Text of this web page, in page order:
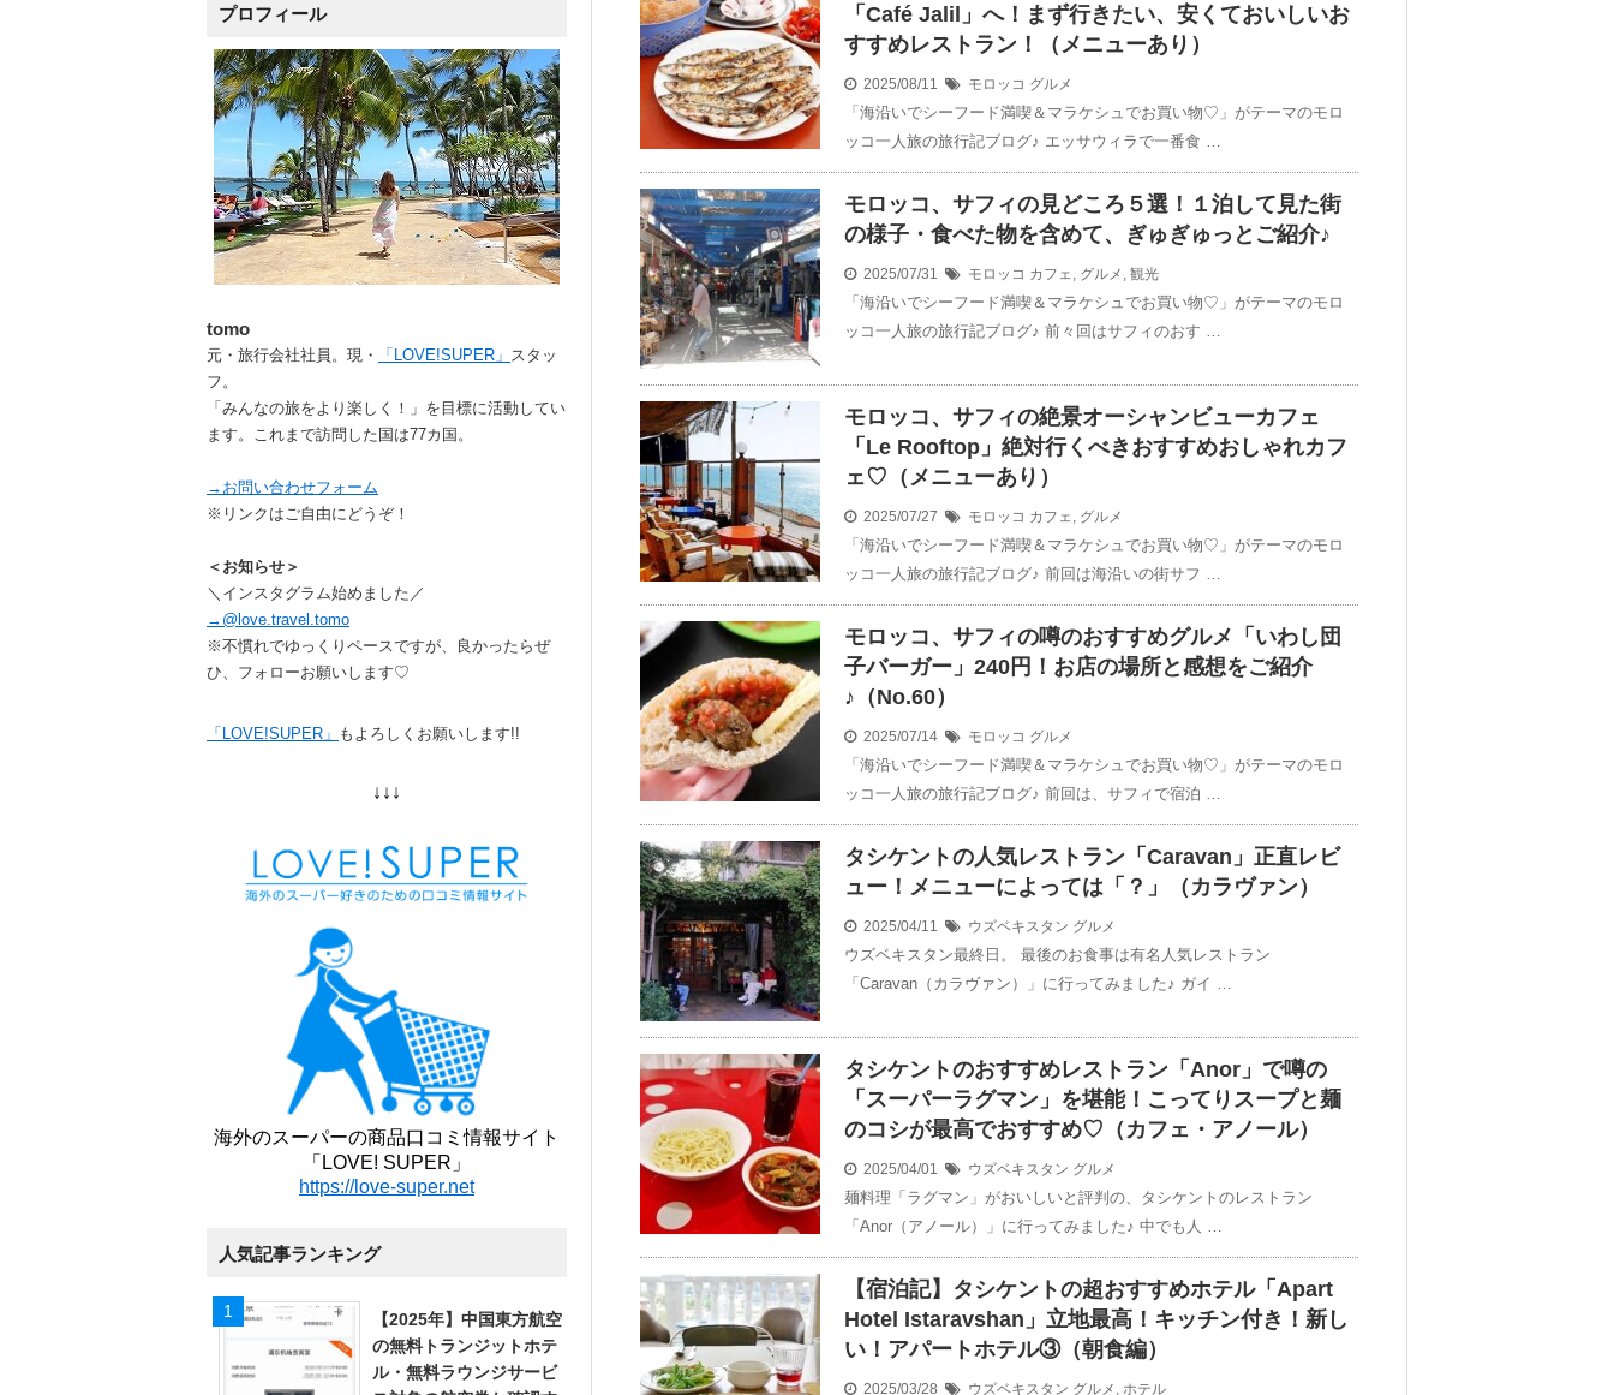
「Café Jalil」へ！まず行きたい、安くておいしいお
すすめレストラン！（メニューあり）
2025/08/11 モロッコ グルメ
「海沿いでシーフード満喫＆マラケシュでお買い物♡」がテーマのモロ
ッコ一人旅の旅行記ブログ♪ エッサウィラで一番食 …
モロッコ、サフィの見どころ５選！１泊して見た街
の様子・食べた物を含めて、ぎゅぎゅっとご紹介♪
2025/07/31 モロッコ カフェ グルメ 観光
「海沿いでシーフード満喫＆マラケシュでお買い物♡」がテーマのモロ
ッコ一人旅の旅行記ブログ♪ 前々回はサフィのおす …
モロッコ、サフィの絶景オーシャンビューカフェ
「Le Rooftop」絶対行くべきおすすめおしゃれカフ
ェ♡（メニューあり）
2025/07/27 モロッコ カフェ グルメ
「海沿いでシーフード満喫＆マラケシュでお買い物♡」がテーマのモロ
ッコ一人旅の旅行記ブログ♪ 前回は海沿いの街サフ …
モロッコ、サフィの噂のおすすめグルメ「いわし団
子バーガー」240円！お店の場所と感想をご紹介
♪（No.60）
2025/07/14 モロッコ グルメ
「海沿いでシーフード満喫＆マラケシュでお買い物♡」がテーマのモロ
ッコ一人旅の旅行記ブログ♪ 前回は、サフィで宿泊 …
タシケントの人気レストラン「Caravan」正直レビ
ュー！メニューによっては「？」（カラヴァン）
2025/04/11 ウズベキスタン グルメ
ウズベキスタン最終日。 最後のお食事は有名人気レストラン
「Caravan（カラヴァン）」に行ってみました♪ ガイ …
タシケントのおすすめレストラン「Anor」で噂の
「スーパーラグマン」を堪能！こってりスープと麺
のコシが最高でおすすめ♡（カフェ・アノール）
2025/04/01 ウズベキスタン グルメ
麺料理「ラグマン」がおいしいと評判の、タシケントのレストラン
「Anor（アノール）」に行ってみました♪ 中でも人 …
【宿泊記】タシケントの超おすすめホテル「Apart
Hotel Istaravshan」立地最高！キッチン付き！新し
い！アパートホテル③（朝食編）
2025/03/28 ウズベキスタン グルメ ホテル
プロフィール
tomo
元・旅行会社社員。現・ 「LOVE!SUPER」 スタッ
フ。
「みんなの旅をより楽しく！」を目標に活動してい
ます。これまで訪問した国は77カ国。
→お問い合わせフォーム
※リンクはご自由にどうぞ！
＜お知らせ＞
＼インスタグラム始めました／
→@love.travel.tomo
※不慣れでゆっくりペースですが、良かったらぜ
ひ、フォローお願いします♡
「LOVE!SUPER」 もよろしくお願いします!!
↓↓↓
海外のスーパーの商品口コミ情報サイト
「LOVE! SUPER」
https://love-super.net
人気記事ランキング
【2025年】中国東方航空
の無料トランジットホテ
ル・無料ラウンジサービ